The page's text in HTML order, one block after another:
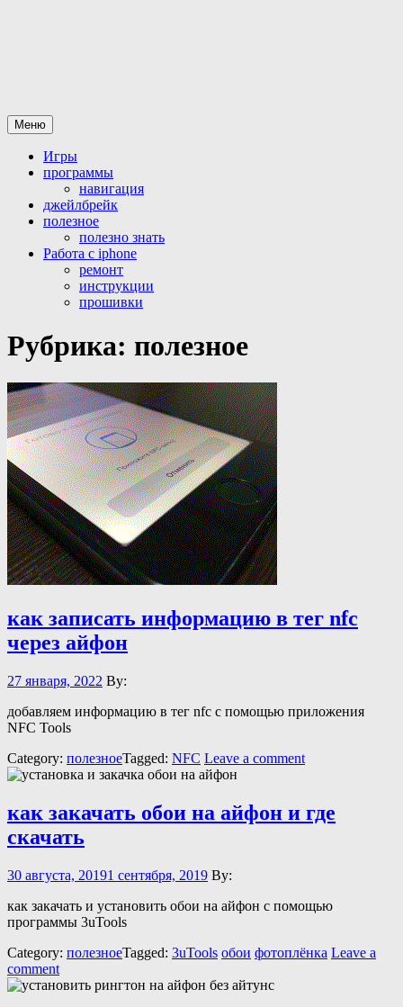
Меню
Игры
программы
навигация
джейлбрейк
полезное
полезно знать
Работа с iphone
ремонт
инструкции
прошивки
Рубрика: полезное
как записать информацию в тег nfc
через айфон
27 января, 2022 By:
добавляем информацию в тег nfc с помощью приложения
NFC Tools
Category: полезноеTagged: NFC Leave a comment
как закачать обои на айфон и где
скачать
30 августа, 20191 сентября, 2019 By:
как закачать и установить обои на айфон с помощью
программы 3uTools
Category: полезноеTagged: 3uTools обои фотоплёнка Leave a
comment